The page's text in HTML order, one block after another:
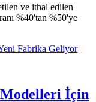
ve ithal edilen
%40'tan %50'ye
Modelleri İçin